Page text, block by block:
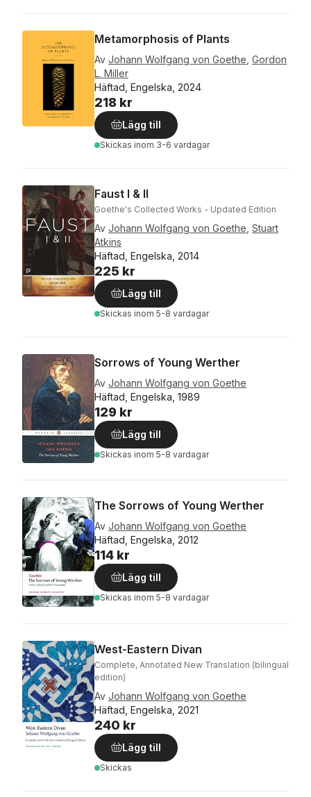
Metamorphosis of Plants
Av Johann Wolfgang von Goethe Gordon
L. Miller
Häftad, Engelska, 2024
218 kr
Lägg till
Skickas inom 3-6 vardagar
Faust I & II
Goethe's Collected Works - Updated Edition
Av Johann Wolfgang von Goethe Stuart
Atkins
Häftad, Engelska, 2014
225 kr
Lägg till
Skickas inom 5-8 vardagar
Sorrows of Young Werther
Av Johann Wolfgang von Goethe
Häftad, Engelska, 1989
129 kr
Lägg till
Skickas inom 5-8 vardagar
The Sorrows of Young Werther
Av Johann Wolfgang von Goethe
Häftad, Engelska, 2012
114 kr
Lägg till
Skickas inom 5-8 vardagar
West-Eastern Divan
Complete, Annotated New Translation (bilingual
edition)
Av Johann Wolfgang von Goethe
Häftad, Engelska, 2021
240 kr
Lägg till
Skickas